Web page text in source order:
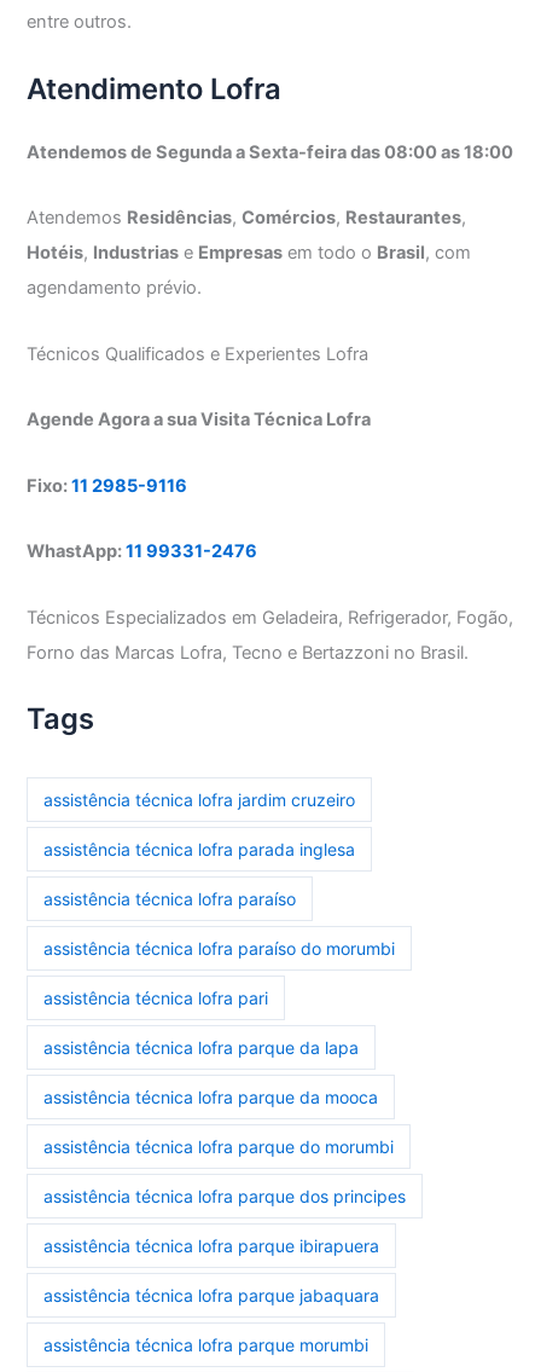
entre outros.
Atendimento Lofra
Atendemos de Segunda a Sexta-feira das 08:00 as 18:00
Atendemos Residências,Comércios, Restaurantes,
Hotéis, Industrias e Empresas em todo o Brasil, com
agendamento prévio.
Técnicos Qualificados e Experientes Lofra
Agende Agora a sua Visita Técnica Lofra
Fixo:11 2985-9116
WhastApp:11 99331-2476
Técnicos Especializados em Geladeira, Refrigerador, Fogão,
Forno das Marcas Lofra, Tecno e Bertazzoni no Brasil.
Tags
assistência técnica lofra jardim cruzeiro
assistência técnica lofra parada inglesa
assistência técnica lofra paraíso
assistência técnica lofra paraíso do morumbi
assistência técnica lofra pari
assistência técnica lofra parque da lapa
assistência técnica lofra parque da mooca
assistência técnica lofra parque do morumbi
assistência técnica lofra parque dos principes
assistência técnica lofra parque ibirapuera
assistência técnica lofra parque jabaquara
assistência técnica lofra parque morumbi